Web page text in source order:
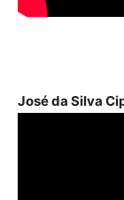
José da Silva